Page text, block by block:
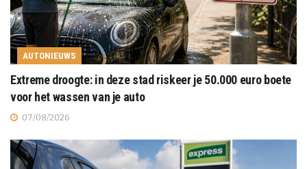
AUTONIEUWS
Extreme droogte: in deze stad riskeer je 50.000 euro boete
voor het wassen van je auto
07/08/2026